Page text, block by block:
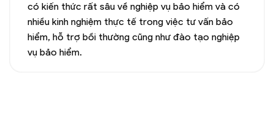
có kiến thức rất sâu về nghiệp vụ bảo hiểm và có
nhiều kinh nghiệm thực tế trong việc tư vấn bảo
hiểm, hỗ trợ bồi thường cũng như đào tạo nghiệp
vụ bảo hiểm.